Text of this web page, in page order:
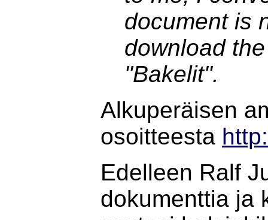
document is
download
"Bakelit".
Alkuperäisen
osoitteesta
Edelleen Ralf
dokumenttia ja